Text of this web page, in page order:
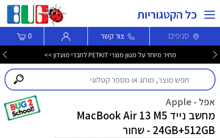
כל הקטגוריות
סניפים צור קשר 0
מחיר מיוחד על מגוון מוצרי PETKIT לחברי מועדון >>
אפל - Apple
מחשב נייד MacBook Air 13 M5
24GB+512GB - שחור